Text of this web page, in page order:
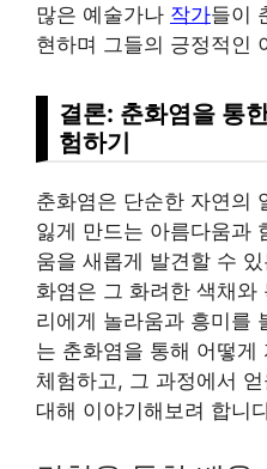
많은 예술가나 작가들이
현하며 그들의 긍정적인
결론: 춘화염을 통
험하기
춘화염은 단순한 자연의
잃게 만드는 아름다움과
움을 새롭게 발견할 수
화염은 그 화려한 색채와
리에게 놀라움과 흥미를
는 춘화염을 통해 어떻게
체험하고, 그 과정에서
대해 이야기해보려 합니